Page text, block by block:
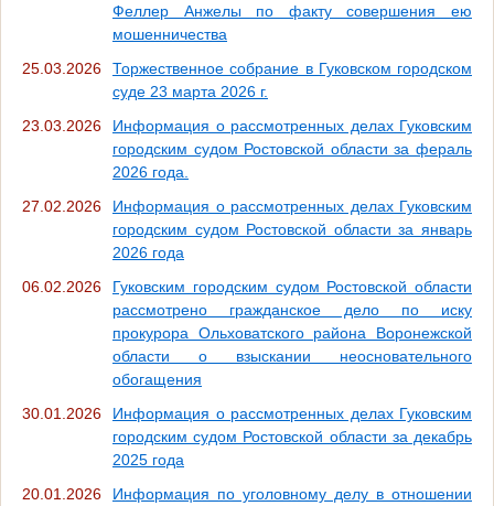
Феллер Анжелы по факту совершения ею
мошенничества
25.03.2026
Торжественное собрание в Гуковском городском
суде 23 марта 2026 г.
23.03.2026
Информация о рассмотренных делах Гуковским
городским судом Ростовской области за фераль
2026 года.
27.02.2026
Информация о рассмотренных делах Гуковским
городским судом Ростовской области за январь
2026 года
06.02.2026
Гуковским городским судом Ростовской области
рассмотрено гражданское дело по иску
прокурора Ольховатского района Воронежской
области о взыскании неосновательного
обогащения
30.01.2026
Информация о рассмотренных делах Гуковским
городским судом Ростовской области за декабрь
2025 года
20.01.2026
Информация по уголовному делу в отношении